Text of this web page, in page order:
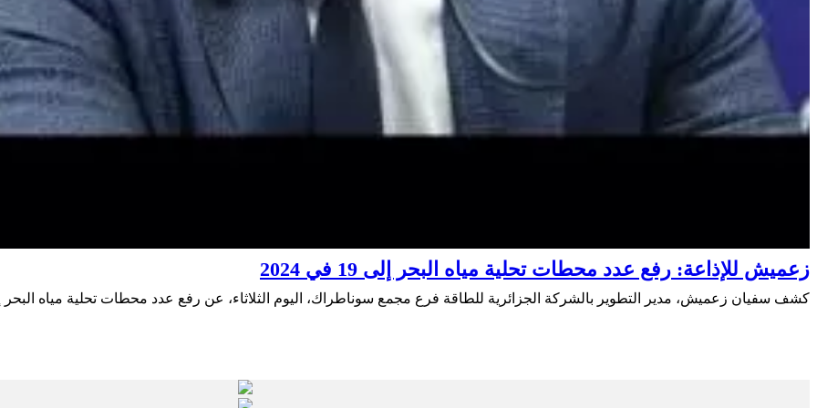
زعميش للإذاعة: رفع عدد محطات تحلية مياه البحر إلى 19 في 2024
كشف سفيان زعميش، مدير التطوير بالشركة الجزائرية للطاقة فرع مجمع سوناطراك، اليوم الثلاثاء، عن رفع عدد محطات تحلية مياه البحر إلى 19 محطة في آفاق 2024. في تصريحات خاصة